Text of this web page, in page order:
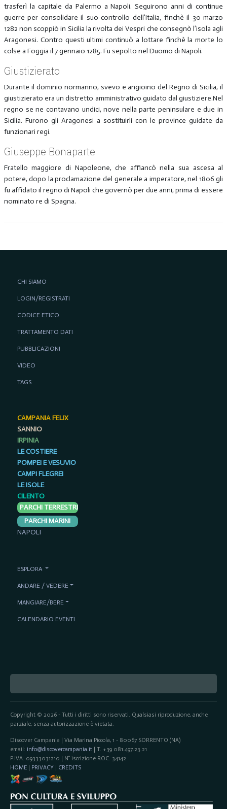
trasferì la capitale da Palermo a Napoli. Seguirono anni di continue
guerre per consolidare il suo controllo dell’Italia, finchè il 30 marzo
1282 non scoppiò in Sicilia la rivolta dei Vespri che consegnò l’isola agli
Aragonesi. Contro questi ultimi continuò a lottare finchè la morte lo
colse a Foggia il 7 gennaio 1285. Fu sepolto nel Duomo di Napoli.
Giustizierato
Durante il dominio normanno, svevo e angioino del Regno di Sicilia, il
giustizierato era un distretto amministrativo guidato dal giustiziere.Nel
regno se ne contavano undici, nove nella parte peninsulare e due in
Sicilia. Furono gli Aragonesi a sostituirli con le province guidate da
funzionari regi.
Giuseppe Bonaparte
Fratello maggiore di Napoleone, che affiancò nella sua ascesa al
potere, dopo la proclamazione del generale a imperatore, nel 1806 gli
fu affidato il regno di Napoli che governò per due anni, prima di essere
nominato re di Spagna.
Copyright © 2026 - Tutti i diritti sono riservati. Qualsiasi riproduzione, anche
parziale, senza autorizzazione è vietata.
Discover Campania | Via Marina Piccola, 1 - 80067 SORRENTO (NA)
email: info@discovercampania.it| T. +39 081.497.23.21
P.IVA: 09333031210 | N° iscrizione ROC: 34142
HOME| PRIVACY | CREDITS
CHI SIAMO
LOGIN/REGISTRATI
CODICE ETICO
TRATTAMENTO DATI
PUBBLICAZIONI
VIDEO
TAGS
CAMPANIA FELIX
SANNIO
IRPINIA
LE COSTIERE
POMPEI E VESUVIO
CAMPI FLEGREI
LE ISOLE
CILENTO
PARCHI TERRESTRI
PARCHI MARINI
NAPOLI
ESPLORA
ANDARE / VEDERE
MANGIARE/BERE
CALENDARIO EVENTI